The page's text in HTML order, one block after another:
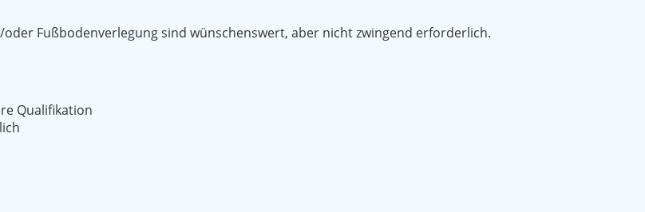
Fußbodenverlegung sind wünschenswert, aber nicht zwingend erforderlich.
Qualifikation